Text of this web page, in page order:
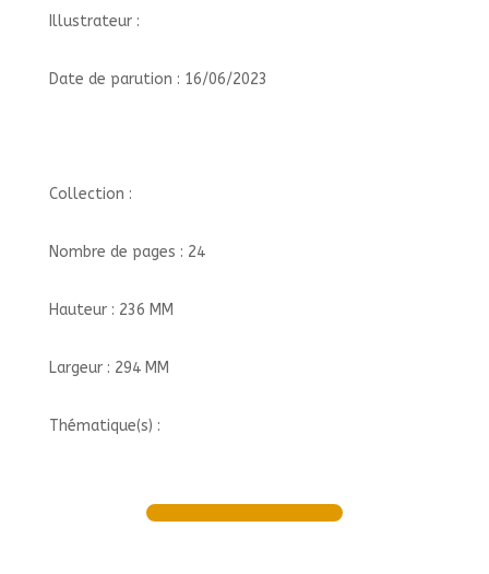
Illustrateur :
Date de parution : 16/06/2023
Collection :
Nombre de pages : 24
Hauteur : 236 MM
Largeur : 294 MM
Thématique(s) :